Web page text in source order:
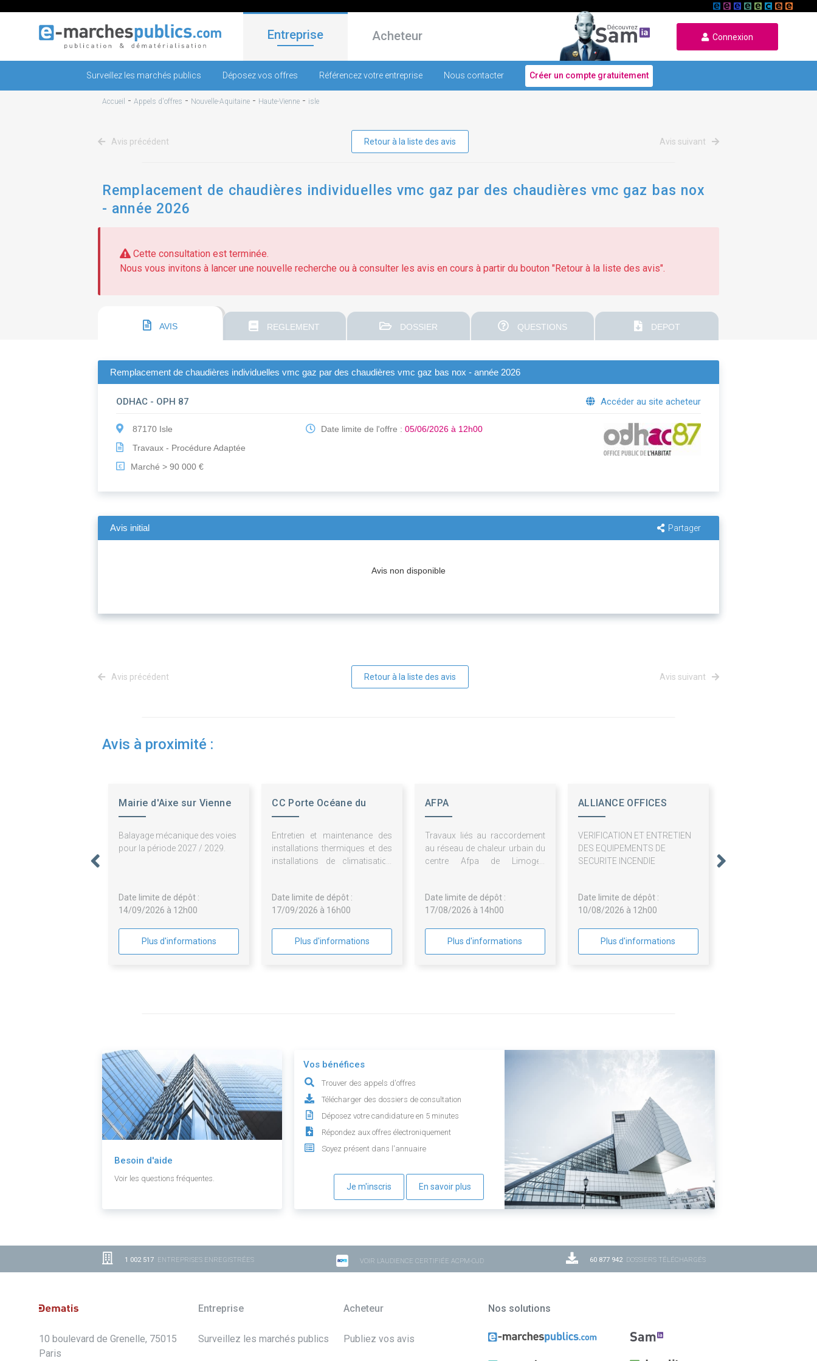
Entreprise Acheteur Connexion
Surveillez les marchés publics Déposez vos offres Référencez votre entreprise Nous contacter Créer un compte gratuitement
Accueil - Appels d'offres - Nouvelle-Aquitaine - Haute-Vienne - isle
Avis précédent Retour à la liste des avis Avis suivant
Remplacement de chaudières individuelles vmc gaz par des chaudières vmc gaz bas nox
- année 2026
Cette consultation est terminée.
Nous vous invitons à lancer une nouvelle recherche ou à consulter les avis en cours à partir du bouton "Retour à la liste des avis".
AVIS REGLEMENT DOSSIER QUESTIONS DEPOT
Remplacement de chaudières individuelles vmc gaz par des chaudières vmc gaz bas nox - année 2026
ODHAC - OPH 87 Accéder au site acheteur
87170 Isle
Travaux - Procédure Adaptée
€ Marché > 90 000 €
Date limite de l'offre :05/06/2026 à 12h00
Avis initial Partager
Avis non disponible
Avis précédent Retour à la liste des avis Avis suivant
Avis à proximité :
Mairie d'Aixe sur Vienne
Balayage mécanique des voies
pour la période 2027 / 2029.
Date limite de dépôt :
14/09/2026 à 12h00
Plus d'informations
CC Porte Océane du
Entretien et maintenance des
installations thermiques et des
installations de climatisation
Date limite de dépôt :
17/09/2026 à 16h00
Plus d'informations
AFPA
Travaux liés au raccordement
au réseau de chaleur urbain du
centre Afpa de Limoges
Date limite de dépôt :
17/08/2026 à 14h00
Plus d'informations
ALLIANCE OFFICES
VERIFICATION ET ENTRETIEN
DES EQUIPEMENTS DE
SECURITE INCENDIE
Date limite de dépôt :
10/08/2026 à 12h00
Plus d'informations
Besoin d'aide
Voir les questions fréquentes.
Vos bénéfices
Trouver des appels d'offres
Télécharger des dossiers de consultation
Déposez votre candidature en 5 minutes
Répondez aux offres électroniquement
Soyez présent dans l'annuaire
Je m'inscris En savoir plus
1 002 517 ENTREPRISES ENREGISTRÉES VOIR L'AUDIENCE CERTIFIÉE ACPM-OJD 60 877 942DOSSIERS TÉLÉCHARGÉS
10 boulevard de Grenelle, 75015
Paris
Entreprise
Surveillez les marchés publics
Acheteur
Publiez vos avis
Nos solutions